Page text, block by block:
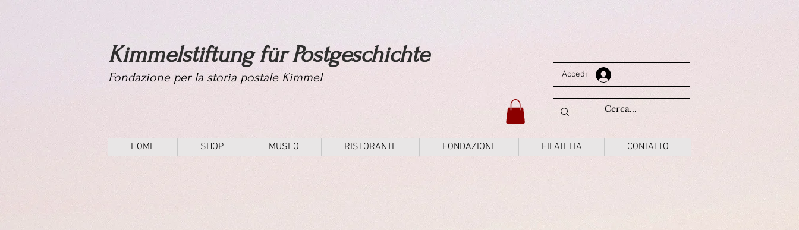
Kimmelstiftung für Postgeschichte
Fondazione per la storia postale Kimmel Accedi
HOME SHOP MUSEO RISTORANTE FONDAZIONE FILATELIA CONTATTO